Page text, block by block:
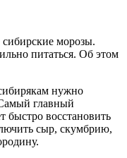
морозы.
питаться. Об этом
нужно
главный
быстро восстановить
сыр, скумбрию,